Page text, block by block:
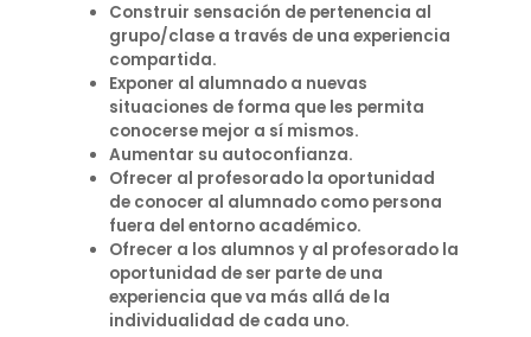
Construir sensación de pertenencia al
grupo/clase a través de una experiencia
compartida​.
Exponer al alumnado a nuevas
situaciones de forma que les permita
conocerse mejor a sí mismos.
Aumentar su autoconfianza.
Ofrecer al profesorado la oportunidad
de conocer al alumnado como persona
fuera del entorno académico.
Ofrecer a los alumnos y al profesorado la
oportunidad de ser parte de una
experiencia que va más allá de la
individualidad de cada uno.